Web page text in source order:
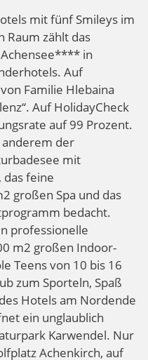
mit fünf Smileys im
Raum zählt das
in
Auf
Familie Hlebaina
Auf HolidayCheck
auf 99 Prozent.
der
mit
das feine
großen Spa und das
bedacht.
professionelle
m2 großen Indoor-
Teens von 10 bis 16
zum Sporteln, Spaß
Hotels am Nordende
ein unglaublich
Karwendel. Nur
Achenkirch, auf